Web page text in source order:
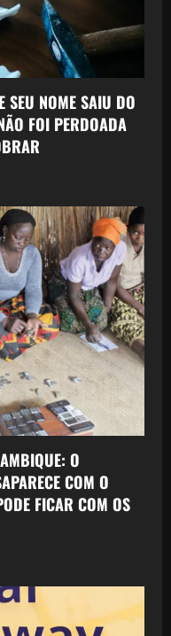
SEU NOME SAIU DO
FOI PERDOADA
O
COM O
FICAR COM OS